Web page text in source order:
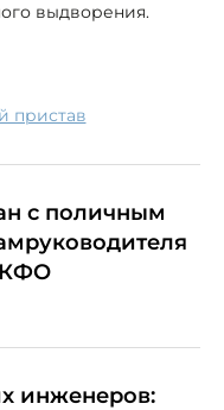
выдворения.
пристав
с поличным
инженеров: